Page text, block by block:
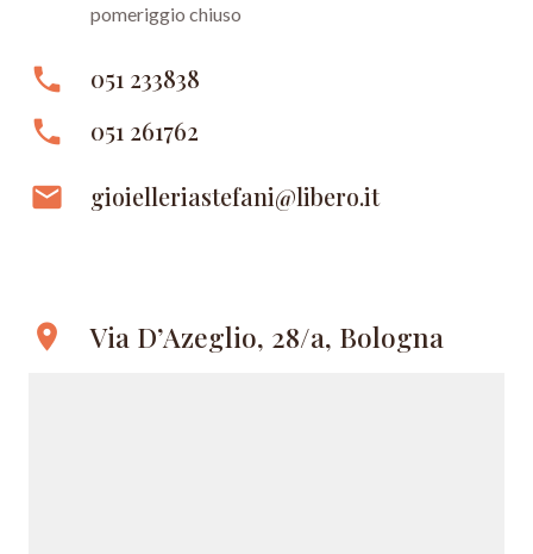
pomeriggio chiuso
phone 051 233838
phone 051 261762
email gioielleriastefani@libero.it
location_on Via D’Azeglio, 28/a, Bologna